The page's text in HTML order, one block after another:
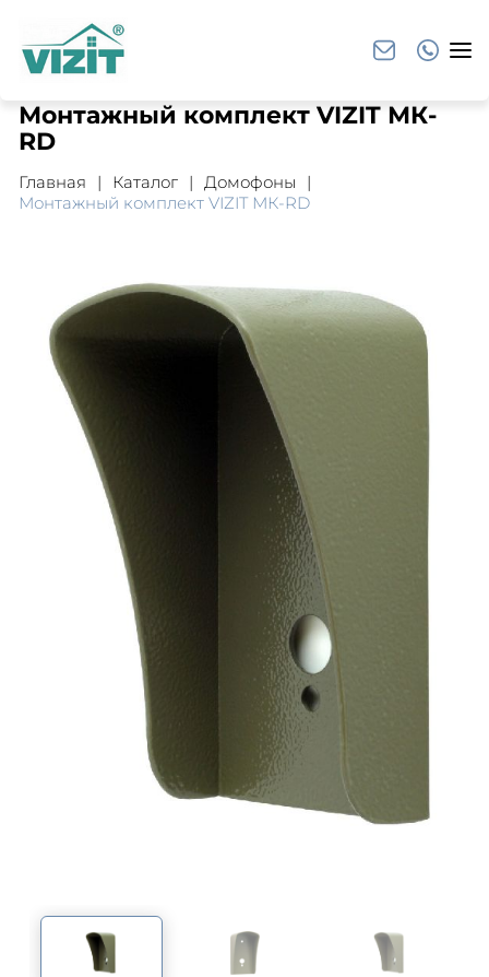
Монтажный комплект VIZIT МК-
RD
Главная Каталог
Домофоны
Монтажный комплект VIZIT МК-RD